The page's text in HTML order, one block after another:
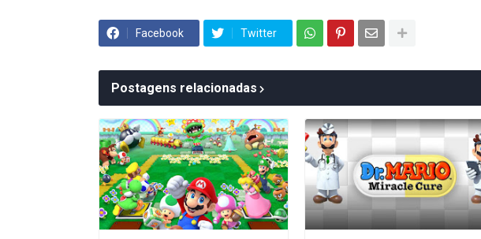
Facebook Twitter
Postagens relacionadas